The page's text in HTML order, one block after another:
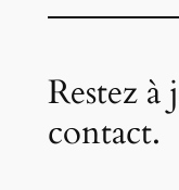
Restez à
contact.